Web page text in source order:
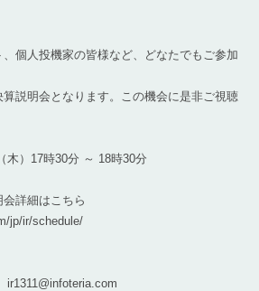
個人投機家の皆様など、どなたでもご参加
説明会となります。この機会に是非ご視聴
木）17時30分 ～ 18時30分
詳細はこちら
jp/ir/schedule/
ir1311@infoteria.com